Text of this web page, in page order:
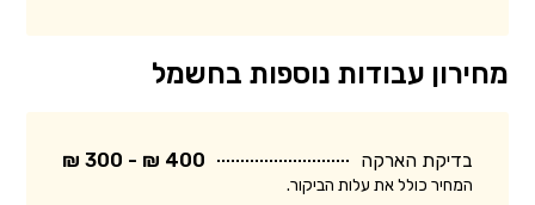
מחירון עבודות נוספות בחשמל
בדיקת הארקה 400 ₪ - 300 ₪
המחיר כולל את עלות הביקור.